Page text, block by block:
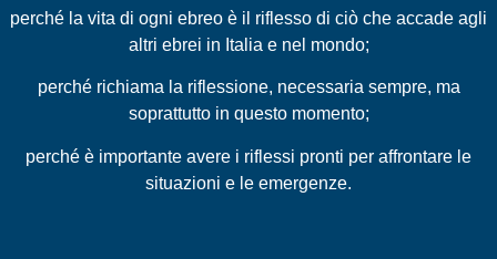
perché la vita di ogni ebreo è il riflesso di ciò che accade agli
altri ebrei in Italia e nel mondo;
perché richiama la riflessione, necessaria sempre, ma
soprattutto in questo momento;
perché è importante avere i riflessi pronti per affrontare le
situazioni e le emergenze.